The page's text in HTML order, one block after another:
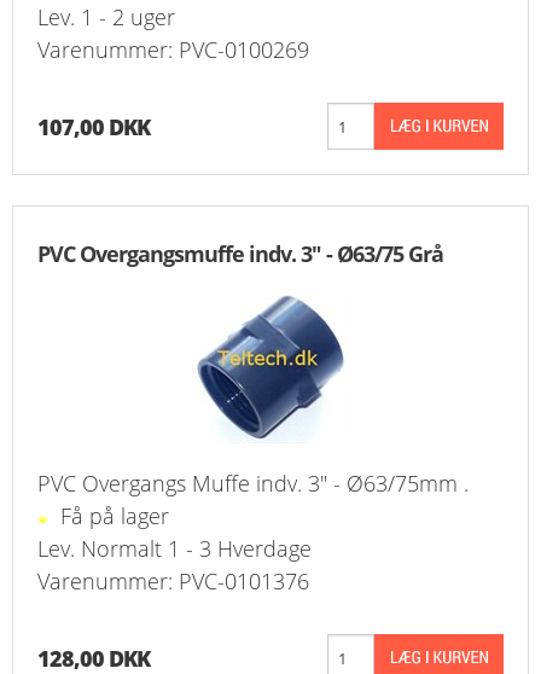
Lev. 1 - 2 uger
Varenummer: PVC-0100269
107,00 DKK
PVC Overgangsmuffe indv. 3" - Ø63/75 Grå
PVC Overgangs Muffe indv. 3" - Ø63/75mm .
Få på lager
Lev. Normalt 1 - 3 Hverdage
Varenummer: PVC-0101376
128,00 DKK